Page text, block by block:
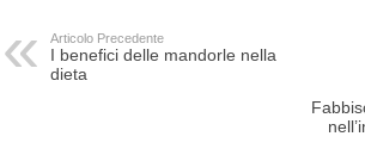
Articolo Precedente
I benefici delle mandorle nella
dieta